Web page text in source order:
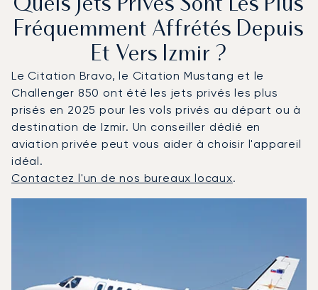
Quels Jets Privés Sont Les Plus
Fréquemment Affrétés Depuis
Et Vers Izmir ?
Le Citation Bravo, le Citation Mustang et le
Challenger 850 ont été les jets privés les plus
prisés en 2025 pour les vols privés au départ ou à
destination de Izmir. Un conseiller dédié en
aviation privée peut vous aider à choisir l'appareil
idéal.
Contactez l'un de nos bureaux locaux.